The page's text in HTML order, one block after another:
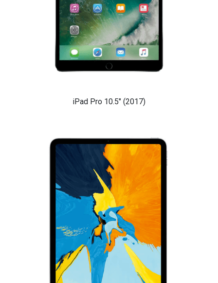
iPad Pro 10.5" (2017)